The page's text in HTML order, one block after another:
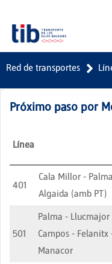
Saltar al contenido
Red de transportes
Próximo paso por
Línea
401
Cala Millor -
Algaida (amb PT)
501
Palma - Llucmajor
Campos - Felanitx
Manacor